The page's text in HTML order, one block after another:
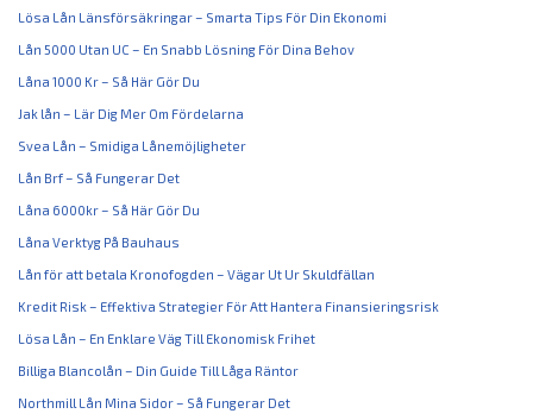
Lösa Lån Länsförsäkringar – Smarta Tips För Din Ekonomi
Lån 5000 Utan UC – En Snabb Lösning För Dina Behov
Låna 1000 Kr – Så Här Gör Du
Jak lån – Lär Dig Mer Om Fördelarna
Svea Lån – Smidiga Lånemöjligheter
Lån Brf – Så Fungerar Det
Låna 6000kr – Så Här Gör Du
Låna Verktyg På Bauhaus
Lån för att betala Kronofogden – Vägar Ut Ur Skuldfällan
Kredit Risk – Effektiva Strategier För Att Hantera Finansieringsrisk
Lösa Lån – En Enklare Väg Till Ekonomisk Frihet
Billiga Blancolån – Din Guide Till Låga Räntor
Northmill Lån Mina Sidor – Så Fungerar Det